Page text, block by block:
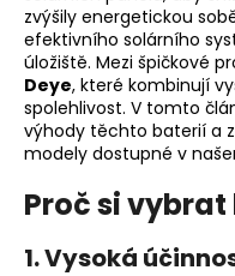
zvýšily energetickou
efektivního solárního
úložiště. Mezi špičkové
Deye, které kombinují
spolehlivost. V tomto
výhody těchto baterií a
modely dostupné v
Proč si
1. Vysoká
t
e
n
a
j
í
t